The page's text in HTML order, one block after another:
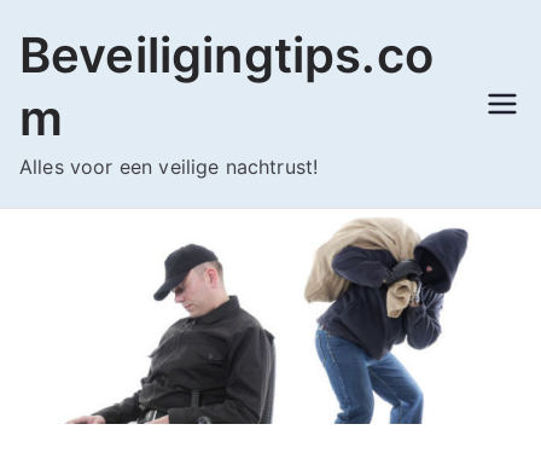
naar
inhoud
Beveiligingtips.co
m
Alles voor een veilige nachtrust!